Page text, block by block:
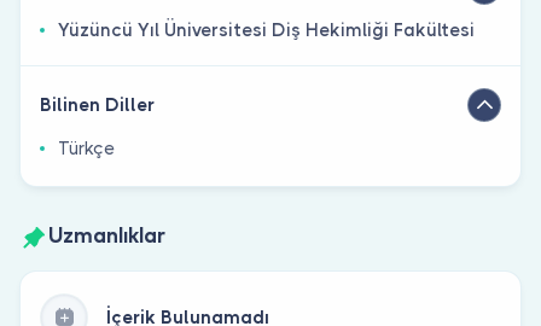
Yüzüncü Yıl Üniversitesi Diş Hekimliği Fakültesi
Bilinen Diller
Türkçe
Uzmanlıklar
İçerik Bulunamadı